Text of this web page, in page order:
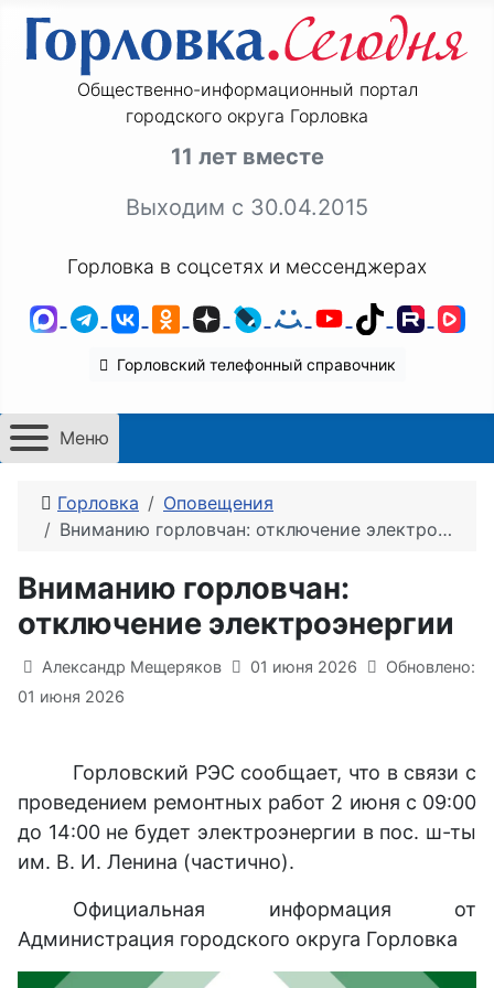
Общественно-информационный портал
городского округа Горловка
11 лет вместе
Выходим с 30.04.2015
Горловка в соцсетях и мессенджерах
MAXTelegram
ВКонтакте
Одноклассники
ДзенLiveJournal
Мой Мир
YouTube
TikTok
Горловский телефонный справочник
Меню
Горловка
Оповещения
Вниманию горловчан: отключение электроэнергии
Вниманию горловчан:
отключение электроэнергии
Информация о материале
Александр Мещеряков 01 июня 2026
Обновлено:
01 июня 2026
Горловский РЭС сообщает, что в связи с
проведением ремонтных работ 2 июня с 09:00
до 14:00 не будет электроэнергии в пос. ш-ты
им. В. И. Ленина (частично).
Официальная информация от
Администрация городского округа Горловка